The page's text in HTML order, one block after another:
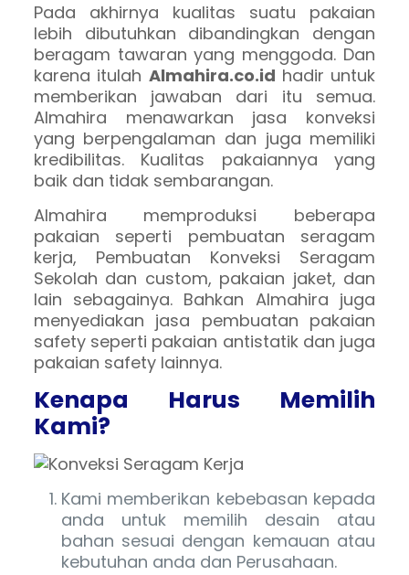
Pada akhirnya kualitas suatu pakaian
lebih dibutuhkan dibandingkan dengan
beragam tawaran yang menggoda. Dan
karena itulah Almahira.co.id hadir untuk
memberikan jawaban dari itu semua.
Almahira menawarkan jasa konveksi
yang berpengalaman dan juga memiliki
kredibilitas. Kualitas pakaiannya yang
baik dan tidak sembarangan.
Almahira memproduksi beberapa
pakaian seperti pembuatan seragam
kerja, Pembuatan Konveksi Seragam
Sekolah dan custom, pakaian jaket, dan
lain sebagainya. Bahkan Almahira juga
menyediakan jasa pembuatan pakaian
safety seperti pakaian antistatik dan juga
pakaian safety lainnya.
Kenapa Harus Memilih
Kami?
Kami memberikan kebebasan kepada
anda untuk memilih desain atau
bahan sesuai dengan kemauan atau
kebutuhan anda dan Perusahaan.